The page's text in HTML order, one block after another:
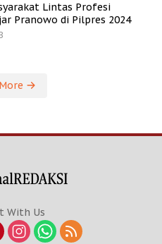
Lintas Profesi
Pranowo di Pilpres 2024
With Us